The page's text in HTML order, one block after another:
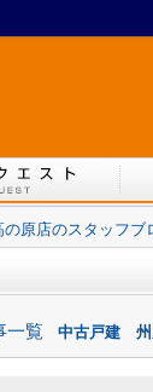
原店のスタッフブ
一覧 中古戸建 州